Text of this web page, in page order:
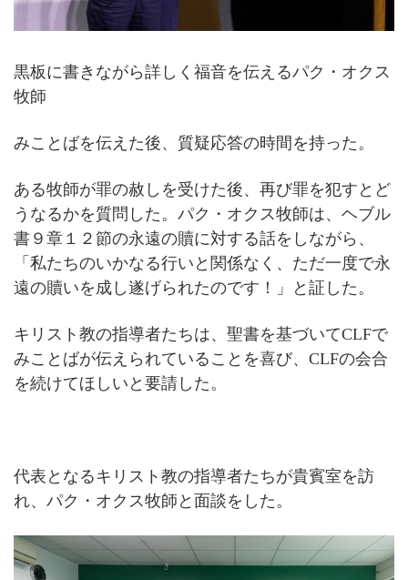
黒板に書きながら詳しく福音を伝えるパク・オクス
牧師
みことばを伝えた後、質疑応答の時間を持った。
ある牧師が罪の赦しを受けた後、再び罪を犯すとど
うなるかを質問した。パク・オクス牧師は、ヘブル
書９章１２節の永遠の贖に対する話をしながら、
「私たちのいかなる行いと関係なく、ただ一度で永
遠の贖いを成し遂げられたのです！」と証した。
キリスト教の指導者たちは、聖書を基づいてCLFで
みことばが伝えられていることを喜び、CLFの会合
を続けてほしいと要請した。
代表となるキリスト教の指導者たちが貴賓室を訪
れ、パク・オクス牧師と面談をした。